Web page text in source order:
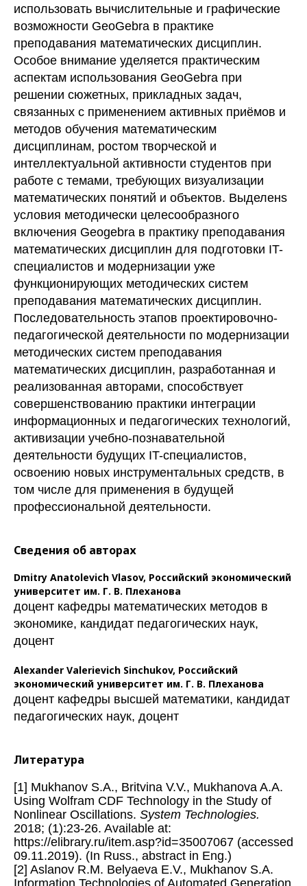
использовать вычислительные и графические
возможности GeoGebra в практике
преподавания математических дисциплин.
Особое внимание уделяется практическим
аспектам использования GeoGebra при
решении сюжетных, прикладных задач,
связанных с применением активных приёмов и
методов обучения математическим
дисциплинам, ростом творческой и
интеллектуальной активности студентов при
работе с темами, требующих визуализации
математических понятий и объектов. Выделенs
условия методически целесообразного
включения Geogebra в практику преподавания
математических дисциплин для подготовки IT-
специалистов и модернизации уже
функционирующих методических систем
преподавания математических дисциплин.
Последовательность этапов проектировочно-
педагогической деятельности по модернизации
методических систем преподавания
математических дисциплин, разработанная и
реализованная авторами, способствует
совершенствованию практики интеграции
информационных и педагогических технологий,
активизации учебно-познавательной
деятельности будущих IT-специалистов,
освоению новых инструментальных средств, в
том числе для применения в будущей
профессиональной деятельности.
Сведения об авторах
Dmitry Anatolevich Vlasov, Российский экономический
университет им. Г. В. Плеханова
доцент кафедры математических методов в
экономике, кандидат педагогических наук,
доцент
Alexander Valerievich Sinchukov, Российский
экономический университет им. Г. В. Плеханова
доцент кафедры высшей математики, кандидат
педагогических наук, доцент
Литература
[1] Mukhanov S.A., Britvina V.V., Mukhanova A.A.
Using Wolfram CDF Technology in the Study of
Nonlinear Oscillations. System Technologies.
2018; (1):23-26. Available at:
https://elibrary.ru/item.asp?id=35007067 (accessed
09.11.2019). (In Russ., abstract in Eng.)
[2] Aslanov R.M. Belyaeva E.V., Mukhanov S.A.